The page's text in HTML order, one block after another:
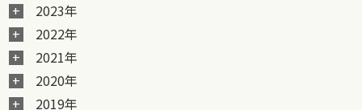
2023年
2022年
2021年
2020年
2019年